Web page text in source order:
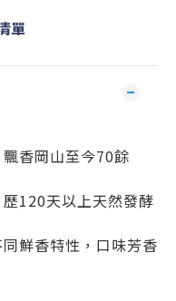
單
香岡山至今70餘
120天以上天然發酵
鮮香特性，口味芳香